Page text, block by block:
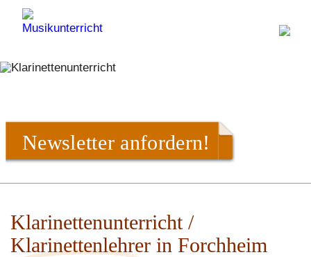
Newsletter anfordern!
Klarinettenunterricht /
Klarinettenlehrer in Forchheim